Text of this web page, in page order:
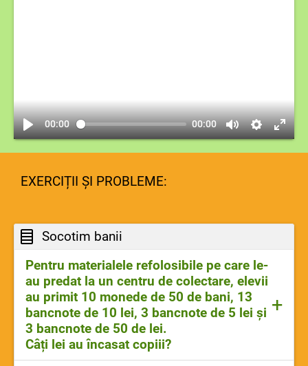
00:00 00:00
EXERCIȚII ȘI PROBLEME:
Socotim banii
Pentru materialele refolosibile pe care le-
au predat la un centru de colectare, elevii
au primit 10 monede de 50 de bani, 13
bancnote de 10 lei, 3 bancnote de 5 lei și
3 bancnote de 50 de lei.
Câți lei au încasat copiii?
+